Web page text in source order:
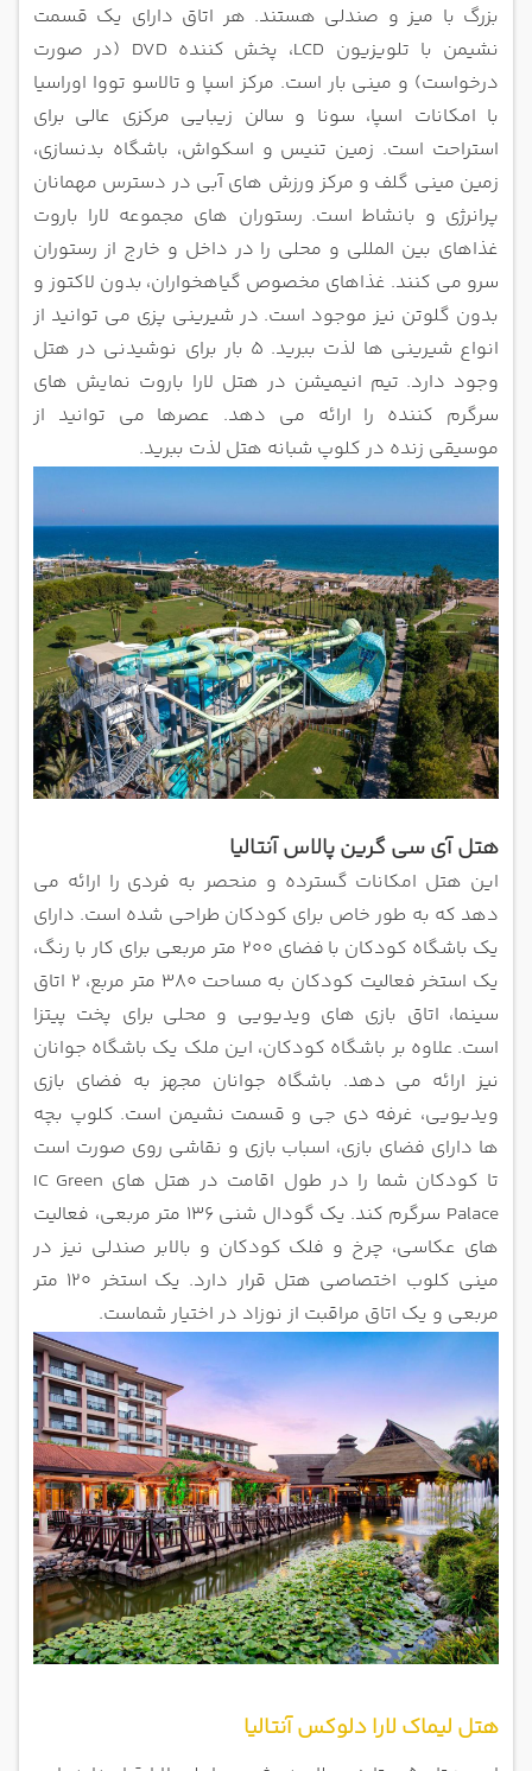
بزرگ با میز و صندلی هستند. هر اتاق دارای یک قسمت
نشیمن با تلویزیون LCD، پخش
کننده DVD (در صورت
درخواست) و مینی بار است. مرکز اسپا و تالاسو تووا اوراسیا
با امکانات اسپا، سونا و سالن زیبایی مرکزی عالی برای
استراحت است. زمین تنیس و اسکواش، باشگاه بدنسازی،
زمین مینی گلف و مرکز ورزش های آبی در دسترس مهمانان
پرانرژی و بانشاط است. رستوران های مجموعه لارا باروت
غذاهای بین المللی و محلی را در داخل و خارج از رستوران
سرو می کنند. غذاهای مخصوص گیاهخواران، بدون لاکتوز و
بدون گلوتن نیز موجود است. در شیرینی پزی می توانید از
انواع شیرینی ها لذت ببرید. 5 بار برای نوشیدنی در هتل
وجود دارد. تیم انیمیشن در هتل لارا باروت نمایش های
سرگرم کننده را ارائه می دهد. عصرها می توانید از
موسیقی زنده در کلوپ شبانه هتل لذت ببرید.
هتل آی سی گرین پالاس آنتالیا
این هتل امکانات گسترده و منحصر به فردی را ارائه می
دهد که به طور خاص برای کودکان طراحی شده است. دارای
یک باشگاه کودکان با
فضای 200 متر مربعی برای کار با رنگ،
یک استخر فعالیت کودکان به مساحت 380 متر مربع، 2 اتاق
سینما، اتاق بازی های ویدیویی و محلی برای پخت پیتزا
است. علاوه بر باشگاه کودکان، این ملک یک باشگاه جوانان
نیز ارائه می دهد. باشگاه جوانان مجهز به فضای بازی
ویدیویی، غرفه دی جی و قسمت نشیمن است. کلوپ بچه
ها دارای فضای بازی، اسباب بازی و نقاشی روی صورت است
تا کودکان شما را در طول اقامت در هتل های IC Green
Palace سرگرم کند.
یک گودال شنی 136 متر مربعی، فعالیت
های عکاسی، چرخ و فلک کودکان و بالابر صندلی نیز در
مینی کلوب اختصاصی هتل قرار دارد. یک
استخر 120 متر
مربعی و یک اتاق مراقبت از نوزاد در اختیار شماست.
هتل لیماک لارا دلوکس آنتالیا